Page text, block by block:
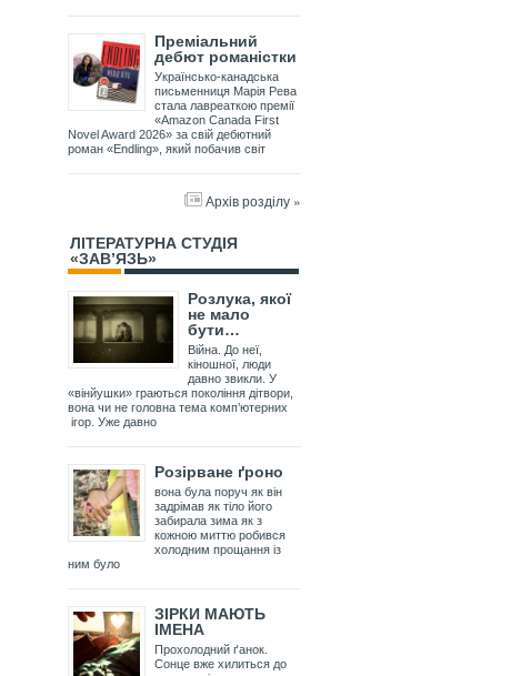
Преміальний
дебют романістки
Українсько-канадська
письменниця Марія Рева
стала лавреаткою премії
«Amazon Canada First
Novel Award 2026» за свій дебютний
роман «Endling», який побачив світ
Архів розділу »
ЛІТЕРАТУРНА СТУДІЯ
«ЗАВ’ЯЗЬ»
Розлука, якої
не мало
бути…
Війна. До неї,
кіношної, люди
давно звикли. У
«вінйушки» граються покоління дітвори,
вона чи не головна тема комп’ютерних
ігор. Уже давно
Розірване ґроно
вона була поруч як він
задрімав як тіло його
забирала зима як з
кожною миттю робився
холодним прощання із
ним було
ЗІРКИ МАЮТЬ
ІМЕНА
Прохолодний ґанок.
Сонце вже хилиться до